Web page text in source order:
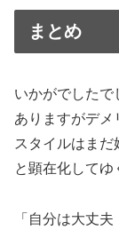
まとめ
いかがでしたで
ありますがデメ
スタイルはまだ
と顕在化してゆ
「自分は大丈